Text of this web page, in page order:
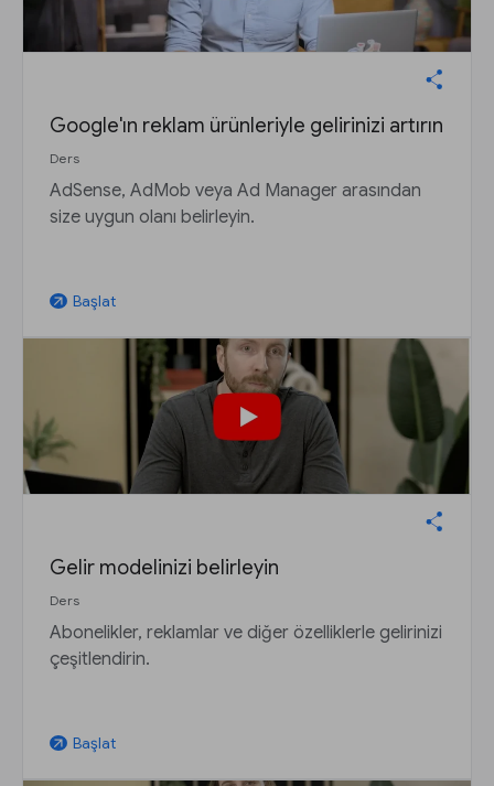
Google'ın reklam ürünleriyle gelirinizi artırın
Ders
AdSense, AdMob veya Ad Manager arasından
size uygun olanı belirleyin.
arrow_outward Başlat
Gelir modelinizi belirleyin
Ders
Abonelikler, reklamlar ve diğer özelliklerle gelirinizi
çeşitlendirin.
arrow_outward Başlat